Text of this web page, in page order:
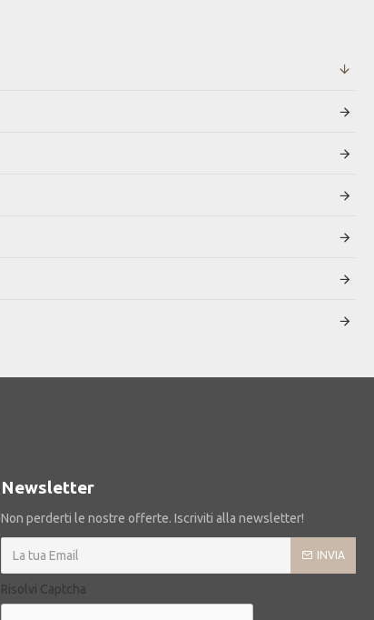
Newsletter
Non perderti le nostre offerte. Iscriviti alla newsletter!
INVIA
Risolvi Captcha